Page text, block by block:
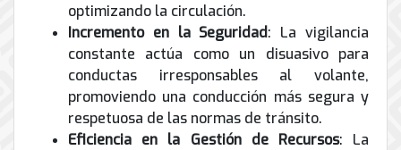
optimizando la circulación.
Incremento en la Seguridad: La vigilancia
constante actúa como un disuasivo para
conductas irresponsables al volante,
promoviendo una conducción más segura y
respetuosa de las normas de tránsito.
Eficiencia en la Gestión de Recursos: La